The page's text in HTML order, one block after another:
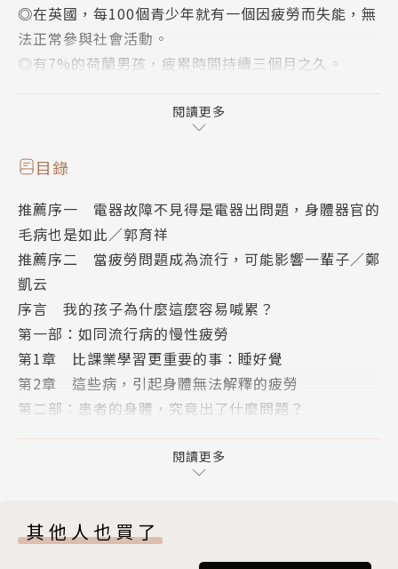
◎在英國，每100個青少年就有一個因疲勞而失能，無
法正常參與社會活動。
◎有7%的荷蘭男孩，疲累時間持續三個月之久。
這是已就醫而累計的數字，
未就醫而誤稱為「疲倦」的青少年，實際不知為數多少
倍。
我的孩子天天都睡很多，還是一直喊「累」？
或者，沒有明顯想睡，但做任何事都沒有活力，
連爬個樓梯都覺得很辛苦！
帶他去醫院做了各種檢查，就是找不到原因。
青少年深受疲勞所苦的比例，越來越高，
不免讓人懷疑，是不是有什麼「神祕疾病」暗中奪走他
們的精力？
是POTS（姿勢性直立心搏過速症候群）惹的禍。
閱讀更多
目錄
推薦序一 電器故障不見得是電器出問題，身體器官的
毛病也是如此／郭育祥
推薦序二 當疲勞問題成為流行，可能影響一輩子／鄭
凱云
序言 我的孩子為什麼這麼容易喊累？
第一部：如同流行病的慢性疲勞
第1章 比課業學習更重要的事：睡好覺
第2章 這些病，引起身體無法解釋的疲勞
第二部：患者的身體，究竟出了什麼問題？
第4章 自律神經失調，體內溝通不良
第5章 身體有個微小的能量工廠，粒線體
第三部：POTS──姿勢性直立心搏過速症候群
第7章 青少年疲倦的其中一種可能
閱讀更多
其他人也買了